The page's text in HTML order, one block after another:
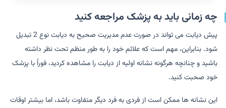
چه زمانی باید به پزشک مراجعه کنید
پیش دیابت می تواند در صورت عدم مدیریت صحیح به دیابت نوع 2 تبدیل
شود. بنابراین، مهم است که علائم خود را به طور منظم تحت نظر داشته
باشید و چنانچه هرگونه نشانه اولیه از دیابت را مشاهده کردید، فوراً با پزشک
خود صحبت کنید.
این نشانه ها ممکن است از فردی به فرد دیگر متفاوت باشد، اما بیشتر اوقات